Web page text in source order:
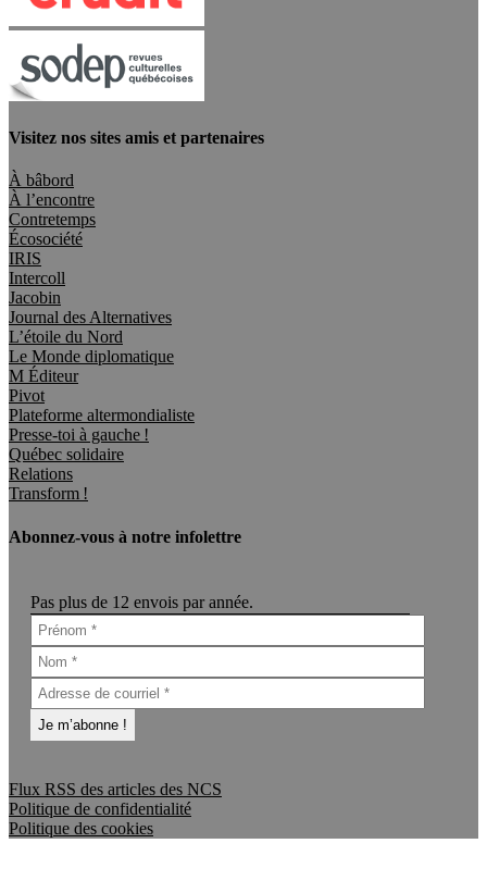
Visitez nos sites amis et partenaires
À bâbord
À l’encontre
Contretemps
Écosociété
IRIS
Intercoll
Jacobin
Journal des Alternatives
L’étoile du Nord
Le Monde diplomatique
M Éditeur
Pivot
Plateforme altermondialiste
Presse-toi à gauche !
Québec solidaire
Relations
Transform !
Abonnez-vous à notre infolettre
Pas plus de 12 envois par année.
Flux RSS des articles des NCS
Politique de confidentialité
Politique des cookies